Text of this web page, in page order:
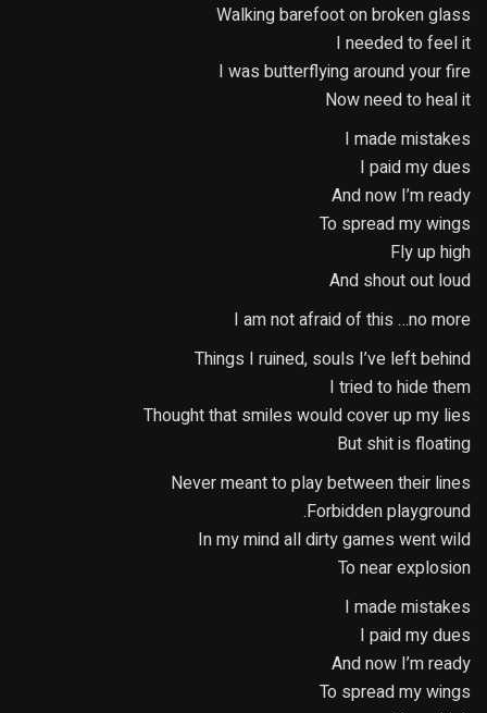
Walking barefoot on broken glass
I needed to feel it
I was butterflying around your fire
Now need to heal it
I made mistakes
I paid my dues
And now I’m ready
To spread my wings
Fly up high
And shout out loud
I am not afraid of this …no more
Things I ruined, souls I’ve left behind
I tried to hide them
Thought that smiles would cover up my lies
But shit is floating
Never meant to play between their lines
Forbidden playground.
In my mind all dirty games went wild
To near explosion
I made mistakes
I paid my dues
And now I’m ready
To spread my wings